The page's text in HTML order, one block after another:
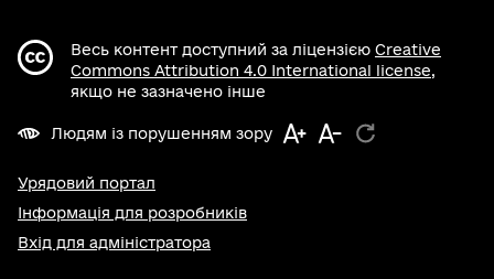
Весь контент доступний за ліцензією Creative
Commons Attribution 4.0 International license,
якщо не зазначено інше
Людям із порушенням зору
Урядовий портал
Інформація для розробників
Вхід для адміністратора